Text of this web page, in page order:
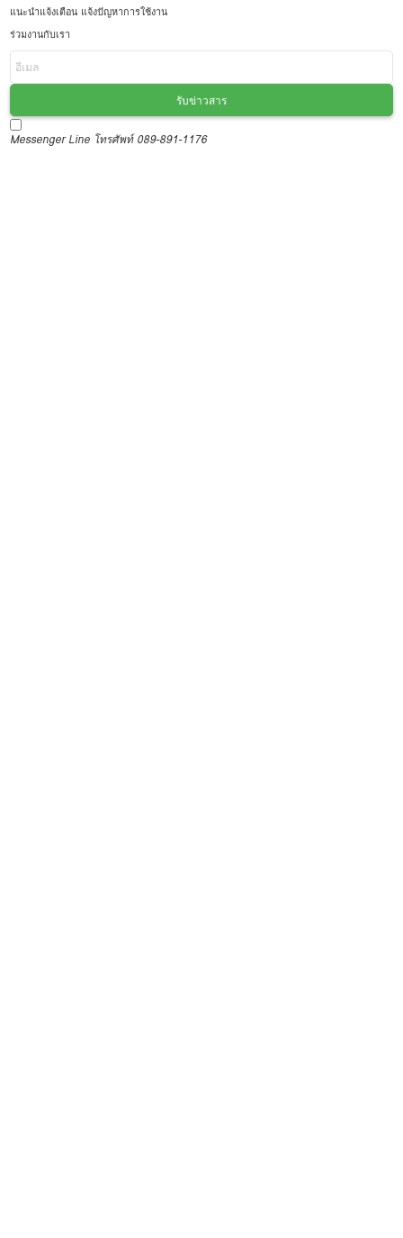
แนะนำแจ้งเตือน แจ้งปัญหาการใช้งาน
ร่วมงานกับเรา
รับข่าวสาร
Messenger Line โทรศัพท์ 089-891-1176